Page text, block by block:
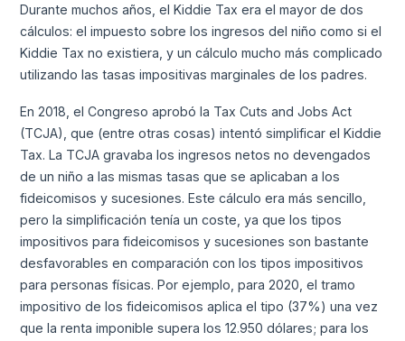
Durante muchos años, el Kiddie Tax era el mayor de dos
cálculos: el impuesto sobre los ingresos del niño como si el
Kiddie Tax no existiera, y un cálculo mucho más complicado
utilizando las tasas impositivas marginales de los padres.
En 2018, el Congreso aprobó la Tax Cuts and Jobs Act
(TCJA), que (entre otras cosas) intentó simplificar el Kiddie
Tax. La TCJA gravaba los ingresos netos no devengados
de un niño a las mismas tasas que se aplicaban a los
fideicomisos y sucesiones. Este cálculo era más sencillo,
pero la simplificación tenía un coste, ya que los tipos
impositivos para fideicomisos y sucesiones son bastante
desfavorables en comparación con los tipos impositivos
para personas físicas. Por ejemplo, para 2020, el tramo
impositivo de los fideicomisos aplica el tipo (37%) una vez
que la renta imponible supera los 12.950 dólares; para los